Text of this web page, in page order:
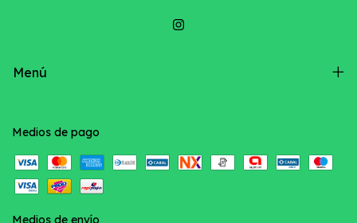
Menú
Medios de pago
Medios de envío